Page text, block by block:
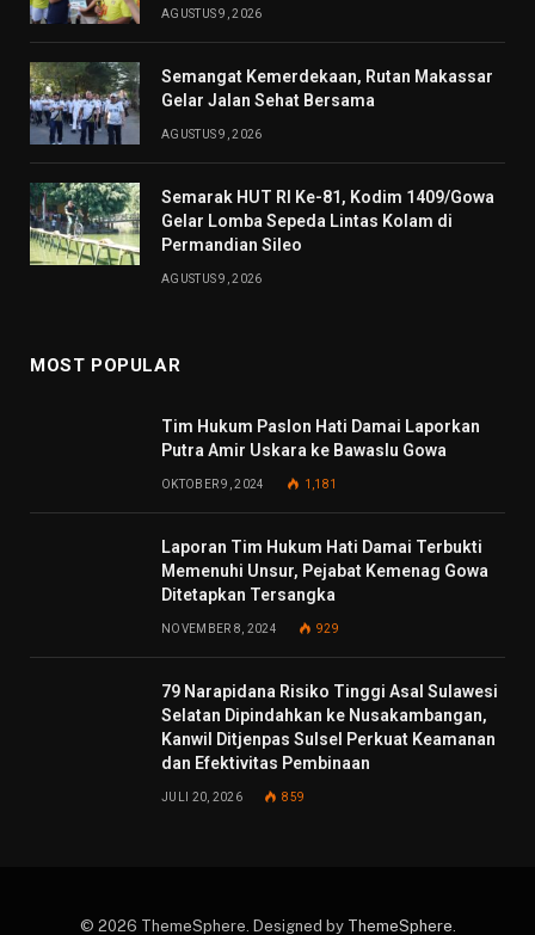
AGUSTUS 9, 2026
Semangat Kemerdekaan, Rutan Makassar
Gelar Jalan Sehat Bersama
AGUSTUS 9, 2026
Semarak HUT RI Ke-81, Kodim 1409/Gowa
Gelar Lomba Sepeda Lintas Kolam di
Permandian Sileo
AGUSTUS 9, 2026
MOST POPULAR
Tim Hukum Paslon Hati Damai Laporkan
Putra Amir Uskara ke Bawaslu Gowa
OKTOBER 9, 2024 1,181
Laporan Tim Hukum Hati Damai Terbukti
Memenuhi Unsur, Pejabat Kemenag Gowa
Ditetapkan Tersangka
NOVEMBER 8, 2024 929
79 Narapidana Risiko Tinggi Asal Sulawesi
Selatan Dipindahkan ke Nusakambangan,
Kanwil Ditjenpas Sulsel Perkuat Keamanan
dan Efektivitas Pembinaan
JULI 20, 2026 859
© 2026 ThemeSphere. Designed by ThemeSphere.